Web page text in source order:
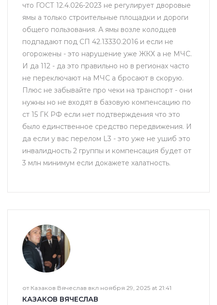
что ГОСТ 12.4.026-2023 не регулирует дворовые
ямы а только строительные площадки и дороги
общего пользования. А ямы возле колодцев
подпадают под СП 42.13330.2016 и если не
огорожены - это нарушение уже ЖКХ а не МЧС.
И да 112 - да это правильно но в регионах часто
не переключают на МЧС а бросают в скорую.
Плюс не забывайте про чеки на транспорт - они
нужны но не входят в базовую компенсацию по
ст 15 ГК РФ если нет подтверждения что это
было единственное средство передвижения. И
да если у вас перелом L3 - это уже не ушиб это
инвалидность 2 группы и компенсация будет от
3 млн минимум если докажете халатность.
от Казаков Вячеслав вкл ноября 29, 2025 at 21:41
КАЗАКОВ ВЯЧЕСЛАВ